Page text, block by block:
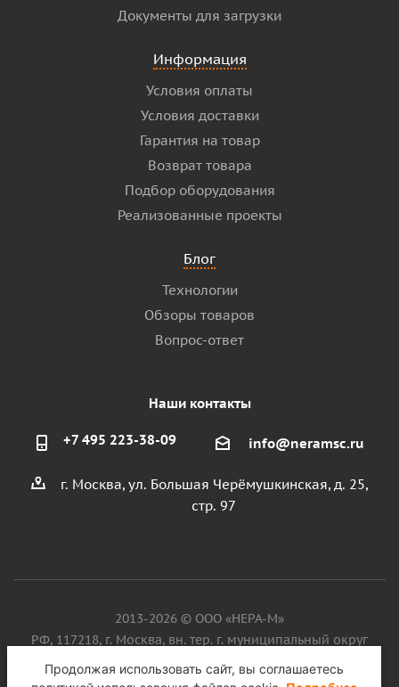
Документы для загрузки
Информация
Условия оплаты
Условия доставки
Гарантия на товар
Возврат товара
Подбор оборудования
Реализованные проекты
Блог
Технологии
Обзоры товаров
Вопрос-ответ
Наши контакты
+7 495 223-38-09 info@neramsc.ru
г. Москва, ул. Большая Черёмушкинская, д. 25,
стр. 97
2013-2026 © ООО «НЕРА-М»
РФ, 117218, г. Москва, вн. тер. г. муниципальный округ
Котловка, ул. Большая Черёмушкинская, д. 25, стр. 97, ИНН
9718086924, ОГРН 1187746099750
Продолжая использовать сайт, вы соглашаетесь